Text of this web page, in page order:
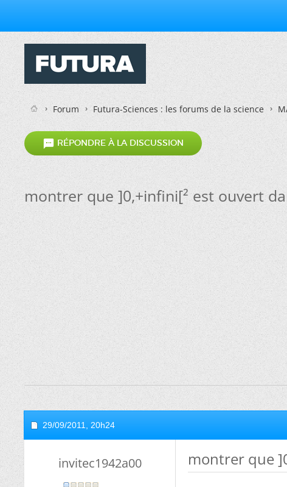
Forum Futura-Sciences : les forums de la science
 RÉPONDRE À LA DISCUSSION
montrer que ]0,+infini[² est ouvert
29/09/2011, 20h24
invitec1942a00 montrer que